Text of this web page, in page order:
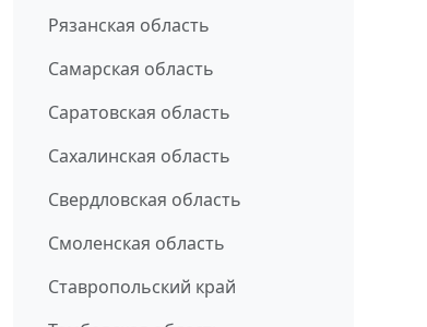
Рязанская область
Самарская область
Саратовская область
Сахалинская область
Свердловская область
Смоленская область
Ставропольский край